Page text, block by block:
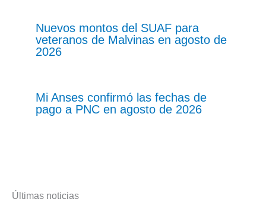
Nuevos montos del SUAF para
veteranos de Malvinas en agosto de
2026
Mi Anses confirmó las fechas de
pago a PNC en agosto de 2026
Últimas noticias